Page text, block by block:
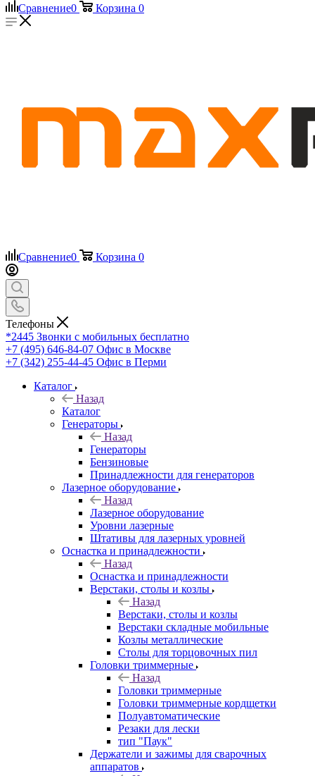
Сравнение0 Корзина 0
Сравнение0 Корзина 0
Телефоны
*2445 Звонки с мобильных бесплатно
+7 (495) 646-84-07 Офис в Москве
+7 (342) 255-44-45 Офис в Перми
Каталог
Назад
Каталог
Генераторы
Назад
Генераторы
Бензиновые
Принадлежности для генераторов
Лазерное оборудование
Назад
Лазерное оборудование
Уровни лазерные
Штативы для лазерных уровней
Оснастка и принадлежности
Назад
Оснастка и принадлежности
Верстаки, столы и козлы
Назад
Верстаки, столы и козлы
Верстаки складные мобильные
Козлы металлические
Столы для торцовочных пил
Головки триммерные
Назад
Головки триммерные
Головки триммерные кордщетки
Полуавтоматические
Резаки для лески
тип "Паук"
Держатели и зажимы для сварочных
аппаратов